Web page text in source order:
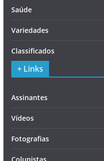
Saúde
Variedades
Classificados
+ Links
Assinantes
Vídeos
Fotografias